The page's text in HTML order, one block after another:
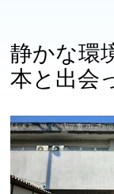
静かな環
本と出会